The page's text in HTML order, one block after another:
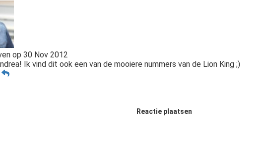
op 30 Nov 2012
Ik vind dit ook een van de mooiere nummers van de Lion King ;)
Reactie plaatsen